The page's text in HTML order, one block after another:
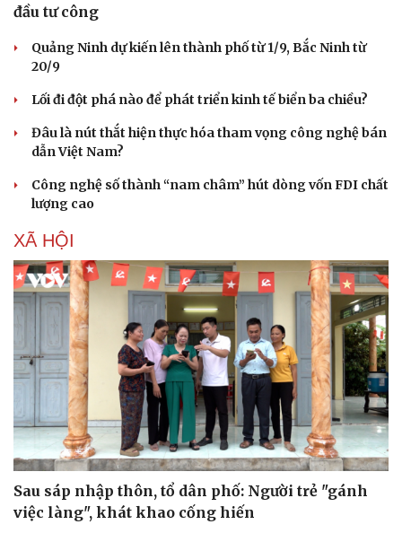
Văn hóa
Sân khấu - Điện ảnh
Văn học
Giải trí
Nghệ sĩ
Thời trang
đầu tư công
Quảng Ninh dự kiến lên thành phố từ 1/9, Bắc Ninh từ
20/9
Lối đi đột phá nào để phát triển kinh tế biển ba chiều?
Đâu là nút thắt hiện thực hóa tham vọng công nghệ bán
dẫn Việt Nam?
Công nghệ số thành “nam châm” hút dòng vốn FDI chất
lượng cao
XÃ HỘI
Sau sáp nhập thôn, tổ dân phố: Người trẻ "gánh
việc làng", khát khao cống hiến